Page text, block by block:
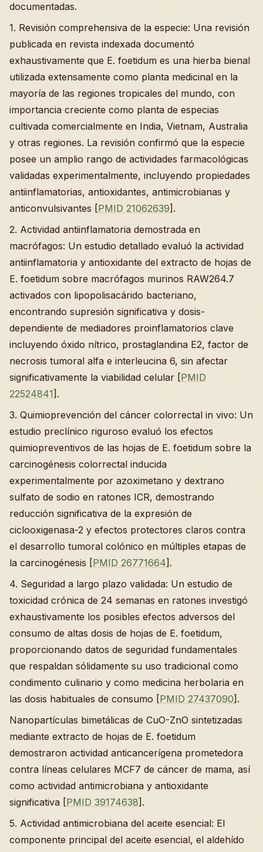
documentadas.
1. Revisión comprehensiva de la especie: Una revisión
publicada en revista indexada documentó
exhaustivamente que E. foetidum es una hierba bienal
utilizada extensamente como planta medicinal en la
mayoría de las regiones tropicales del mundo, con
importancia creciente como planta de especias
cultivada comercialmente en India, Vietnam, Australia
y otras regiones. La revisión confirmó que la especie
posee un amplio rango de actividades farmacológicas
validadas experimentalmente, incluyendo propiedades
antiinflamatorias, antioxidantes, antimicrobianas y
anticonvulsivantes [PMID 21062639].
2. Actividad antiinflamatoria demostrada en
macrófagos: Un estudio detallado evaluó la actividad
antiinflamatoria y antioxidante del extracto de hojas de
E. foetidum sobre macrófagos murinos RAW264.7
activados con lipopolisacárido bacteriano,
encontrando supresión significativa y dosis-
dependiente de mediadores proinflamatorios clave
incluyendo óxido nítrico, prostaglandina E2, factor de
necrosis tumoral alfa e interleucina 6, sin afectar
significativamente la viabilidad celular [PMID
22524841].
3. Quimioprevención del cáncer colorrectal in vivo: Un
estudio preclínico riguroso evaluó los efectos
quimiopreventivos de las hojas de E. foetidum sobre la
carcinogénesis colorrectal inducida
experimentalmente por azoximetano y dextrano
sulfato de sodio en ratones ICR, demostrando
reducción significativa de la expresión de
ciclooxigenasa-2 y efectos protectores claros contra
el desarrollo tumoral colónico en múltiples etapas de
la carcinogénesis [PMID 26771664].
4. Seguridad a largo plazo validada: Un estudio de
toxicidad crónica de 24 semanas en ratones investigó
exhaustivamente los posibles efectos adversos del
consumo de altas dosis de hojas de E. foetidum,
proporcionando datos de seguridad fundamentales
que respaldan sólidamente su uso tradicional como
condimento culinario y como medicina herbolaria en
las dosis habituales de consumo [PMID 27437090].
Nanopartículas bimetálicas de CuO-ZnO sintetizadas
mediante extracto de hojas de E. foetidum
demostraron actividad anticancerígena prometedora
contra líneas celulares MCF7 de cáncer de mama, así
como actividad antimicrobiana y antioxidante
significativa [PMID 39174638].
5. Actividad antimicrobiana del aceite esencial: El
componente principal del aceite esencial, el aldehído